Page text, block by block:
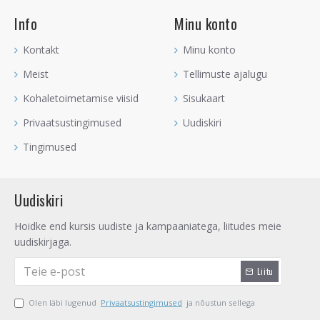
- Pärl aktiveerib inimest ennast enda tervise eest rohkem hoolt
kandma, aidates selle kandjal ise märgata, mida keha vajab ja
enesetevenduskristall, mis õpetab iseennast armastama ja
Pärli kõrvarõngad soovitan laadida Mäekristall geoodil
Roosiviirukiga
Info
Kontakt
Meist
Kohaletoimetamise viisid
Privaatsustingimused
Tingimused
Minu konto
Minu konto
Tellimuste ajalugu
Sisukaart
Uudiskiri
Uudiskiri
Hoidke end kursis uudiste ja kampaaniatega, liitudes meie
uudiskirjaga.
Liitu
Olen läbi lugenud Privaatsustingimused ja nõustun sellega